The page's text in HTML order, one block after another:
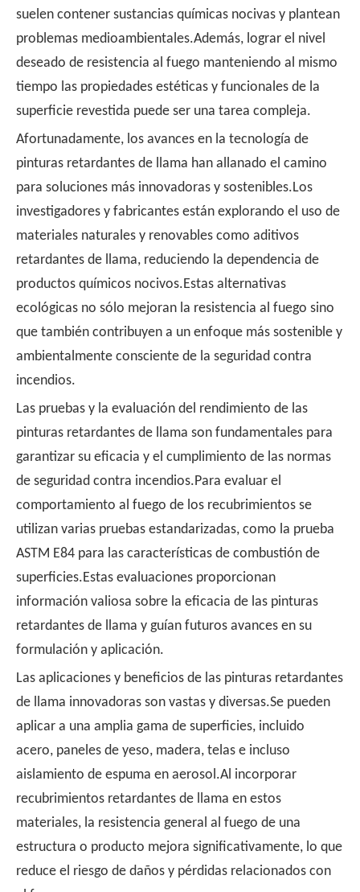
suelen contener sustancias químicas nocivas y plantean
problemas medioambientales.Además, lograr el nivel
deseado de resistencia al fuego manteniendo al mismo
tiempo las propiedades estéticas y funcionales de la
superficie revestida puede ser una tarea compleja.
Afortunadamente, los avances en la tecnología de
pinturas retardantes de llama han allanado el camino
para soluciones más innovadoras y sostenibles.Los
investigadores y fabricantes están explorando el uso de
materiales naturales y renovables como aditivos
retardantes de llama, reduciendo la dependencia de
productos químicos nocivos.Estas alternativas
ecológicas no sólo mejoran la resistencia al fuego sino
que también contribuyen a un enfoque más sostenible y
ambientalmente consciente de la seguridad contra
incendios.
Las pruebas y la evaluación del rendimiento de las
pinturas retardantes de llama son fundamentales para
garantizar su eficacia y el cumplimiento de las normas
de seguridad contra incendios.Para evaluar el
comportamiento al fuego de los recubrimientos se
utilizan varias pruebas estandarizadas, como la prueba
ASTM E84 para las características de combustión de
superficies.Estas evaluaciones proporcionan
información valiosa sobre la eficacia de las pinturas
retardantes de llama y guían futuros avances en su
formulación y aplicación.
Las aplicaciones y beneficios de las pinturas retardantes
de llama innovadoras son vastas y diversas.Se pueden
aplicar a una amplia gama de superficies, incluido
acero, paneles de yeso, madera, telas e incluso
aislamiento de espuma en aerosol.Al incorporar
recubrimientos retardantes de llama en estos
materiales, la resistencia general al fuego de una
estructura o producto mejora significativamente, lo que
reduce el riesgo de daños y pérdidas relacionados con